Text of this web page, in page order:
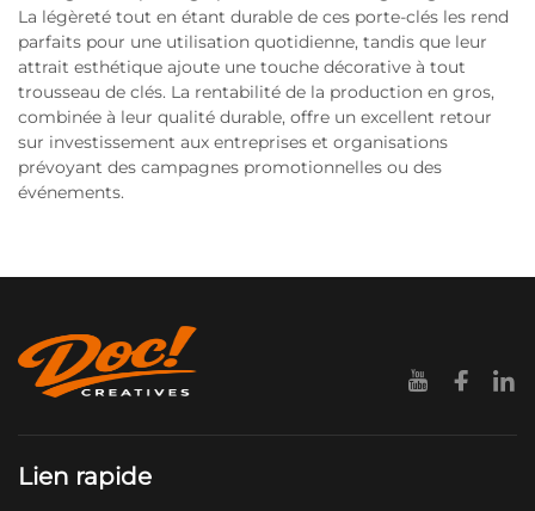
La légèreté tout en étant durable de ces porte-clés les rend
parfaits pour une utilisation quotidienne, tandis que leur
attrait esthétique ajoute une touche décorative à tout
trousseau de clés. La rentabilité de la production en gros,
combinée à leur qualité durable, offre un excellent retour
sur investissement aux entreprises et organisations
prévoyant des campagnes promotionnelles ou des
événements.
Lien rapide